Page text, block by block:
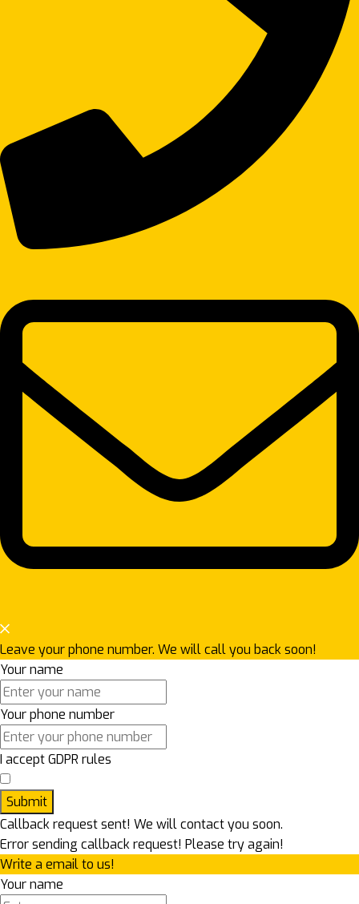
Leave your phone number. We will call you back soon!
Your name
Your phone number
I accept GDPR rules
Submit
Callback request sent! We will contact you soon.
Error sending callback request! Please try again!
Write a email to us!
Your name